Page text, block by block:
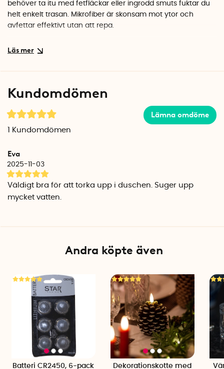
behöver ta itu med fetfläckar eller ingrodd smuts fuktar du
helt enkelt trasan. Mikrofiber är skonsam mot ytor och
avfettar effektivt utan att repa.
Slitstark kvalitet som håller
En smart investering för den som städar regelbundet och vill
Mått: 60 x 40 cm
Färg: Grå
Tål maskintvätt: Ja, 40°C
Kundomdömen
Lämna omdöme
Kundomdömen
Eva
2025-11-03
Väldigt bra för att torka upp i duschen. Suger upp
mycket vatten.
Andra köpte även
Batteri CR2450, 6-pack
Dekorationskotte med